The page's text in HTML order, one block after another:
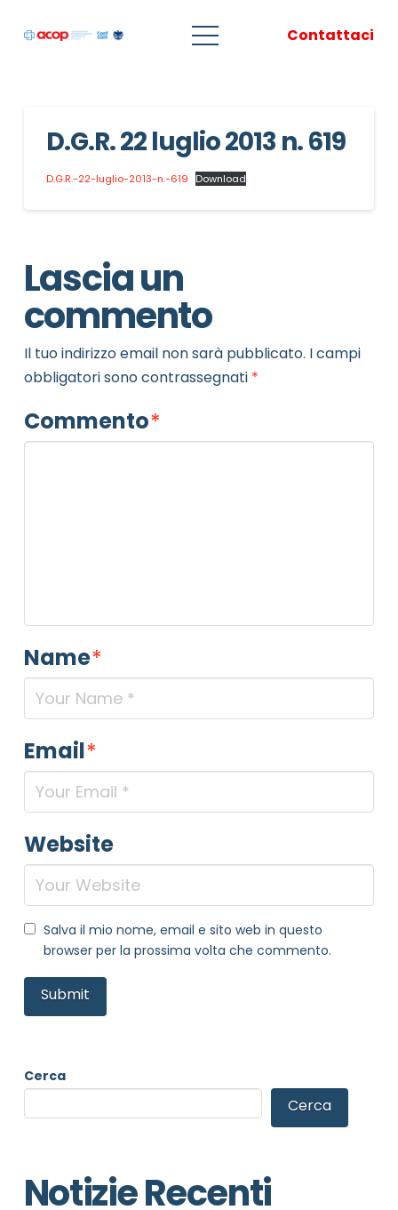
Contattaci
D.G.R. 22 luglio 2013 n. 619
D.G.R.-22-luglio-2013-n.-619 Download
Lascia un
commento
Il tuo indirizzo email non sarà pubblicato. I campi
obbligatori sono contrassegnati *
Commento*
Name*
Email*
Website
Salva il mio nome, email e sito web in questo
browser per la prossima volta che commento.
Cerca
Cerca
Notizie Recenti